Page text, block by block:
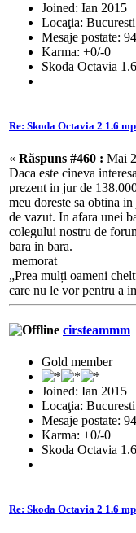
Joined: Ian 2015
Locaţia: Bucuresti
Mesaje postate:
Karma: +0/-0
Skoda Octavia
Re: Skoda Octavia 2 1.6
« Răspuns #460 : Mai
Daca este cineva
prezent in jur de
meu doreste sa obtina
de vazut. In afara unei
colegului nostru de
bara in bara.
memorat
„Prea mulți oameni
care nu le vor pentru a
cirsteammm
Gold member
Joined: Ian 2015
Locaţia: Bucuresti
Mesaje postate:
Karma: +0/-0
Skoda Octavia
Re: Skoda Octavia 2 1.6